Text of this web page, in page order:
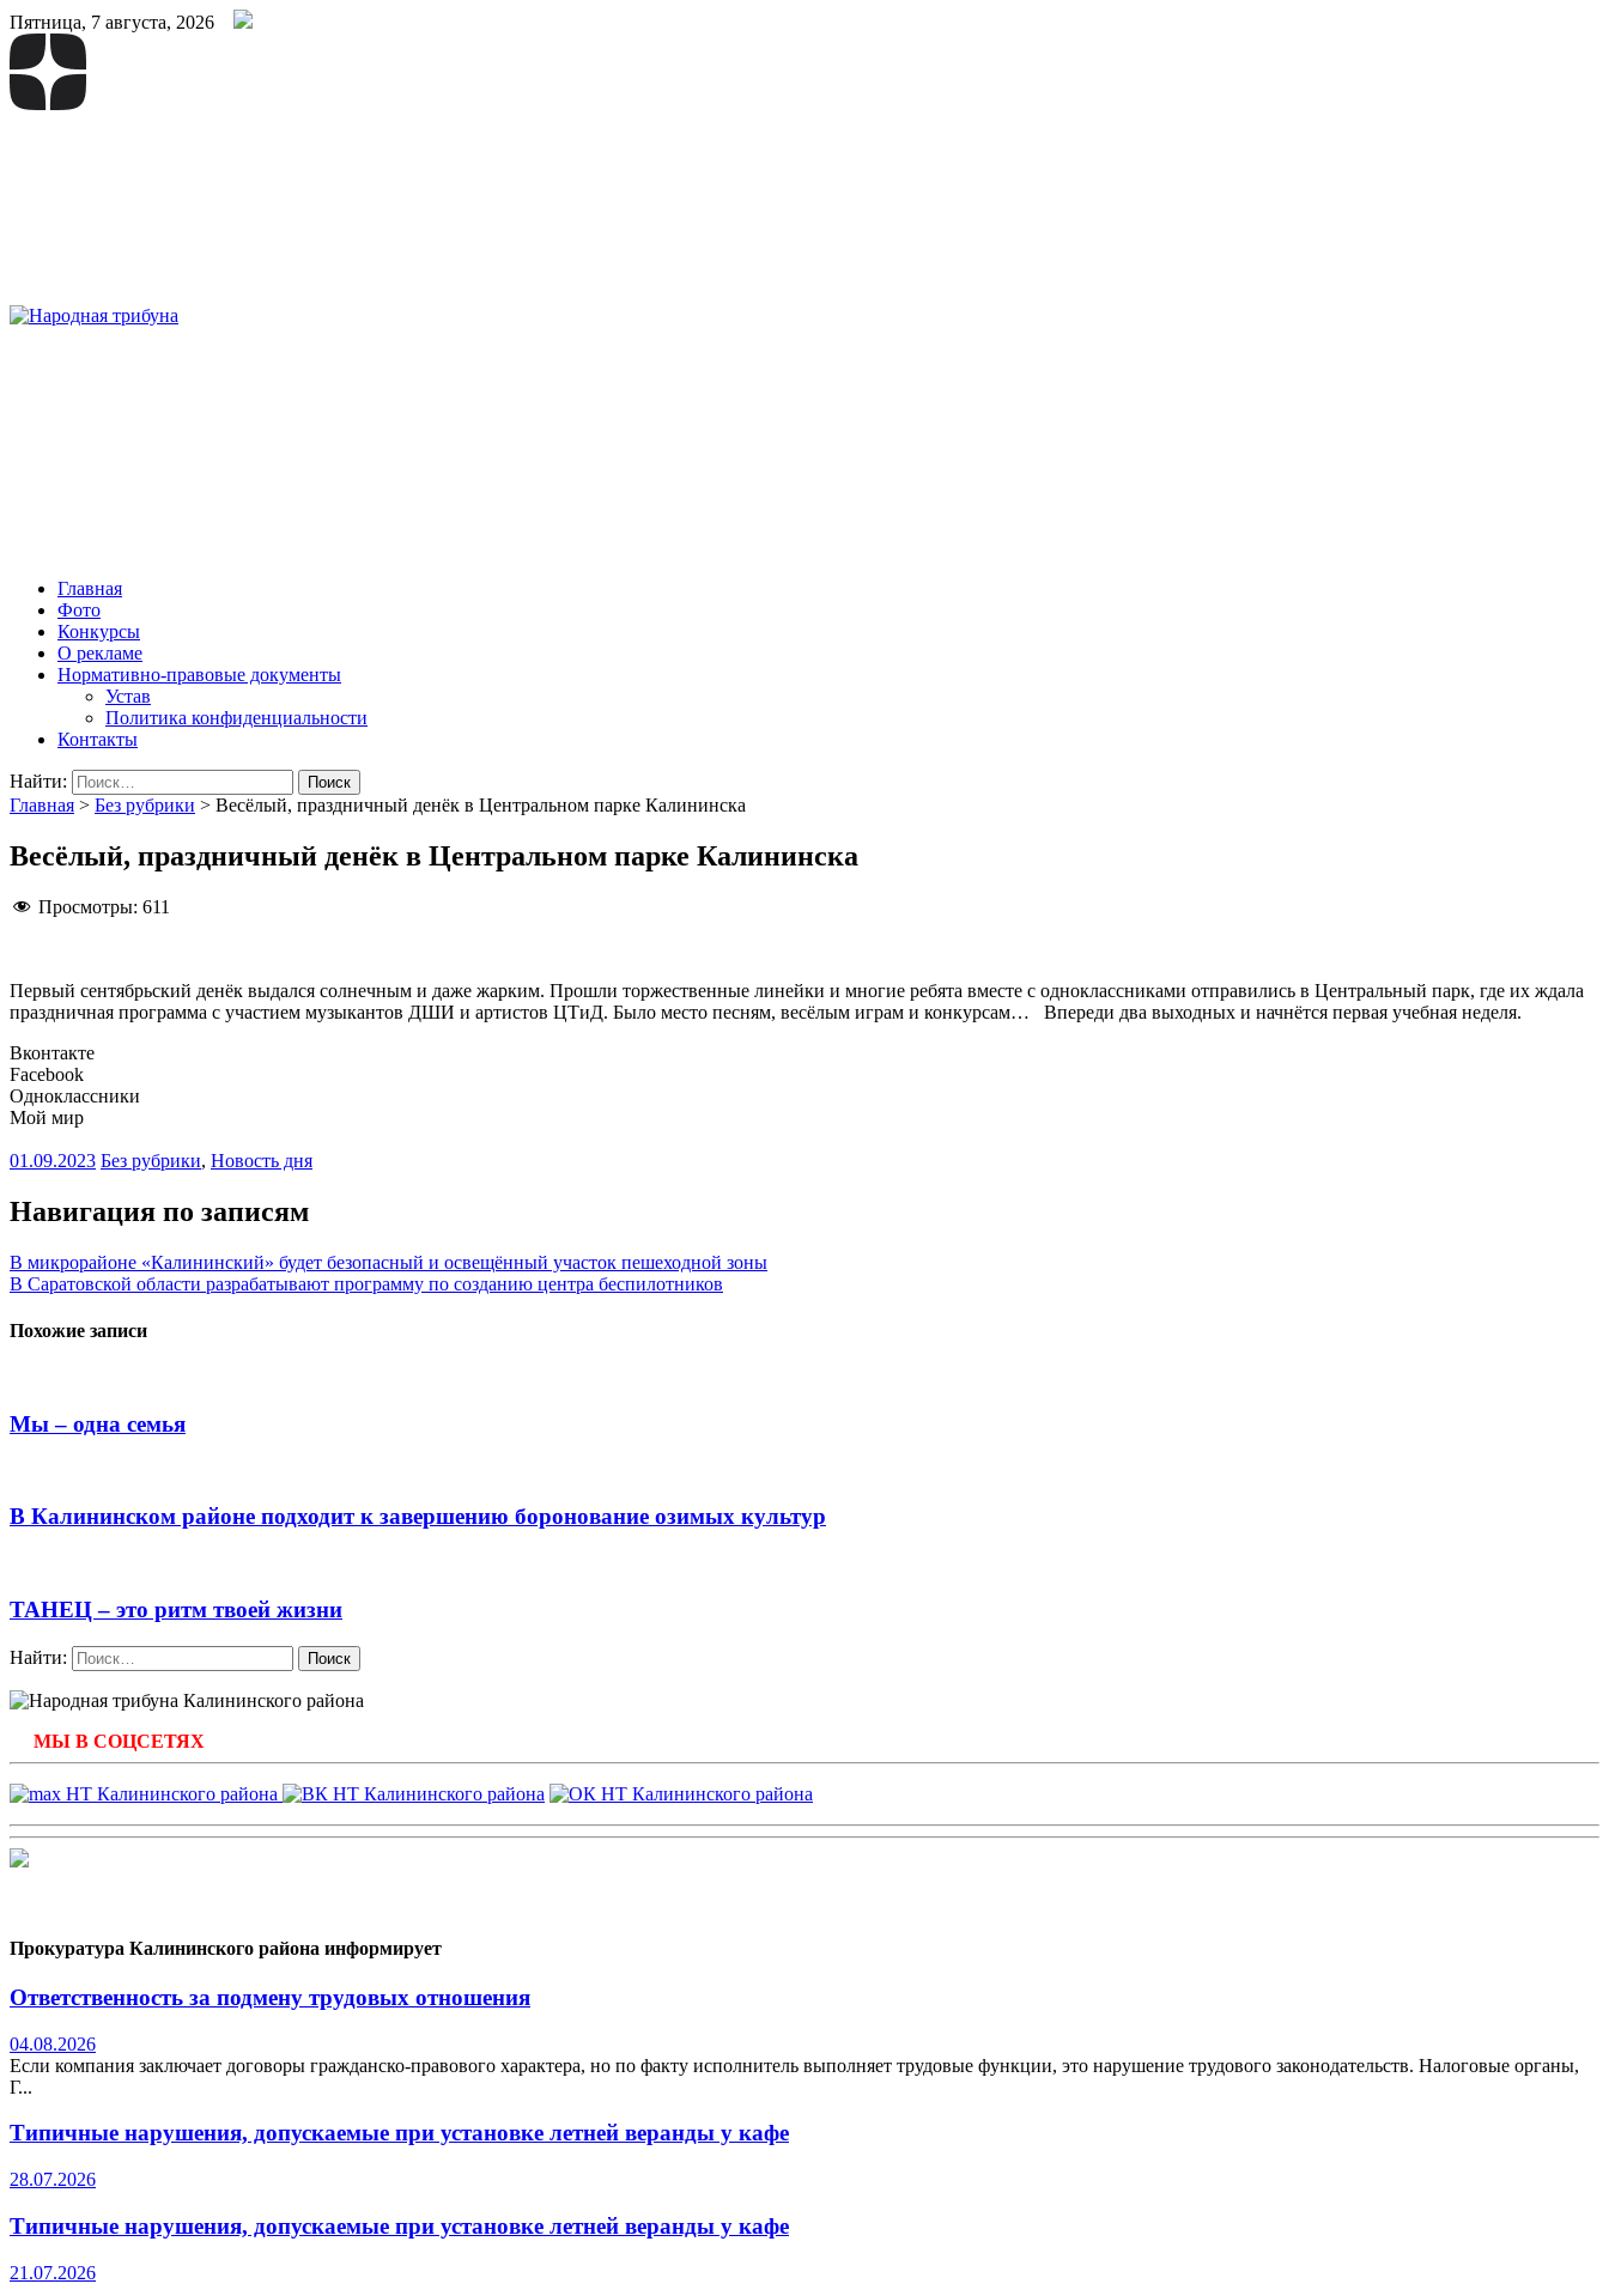
Пятница, 7 августа, 2026
Главная
Фото
Конкурсы
О рекламе
Нормативно-правовые документы
Устав
Политика конфиденциальности
Контакты
Найти:
Главная > Без рубрики > Весёлый, праздничный денёк в Центральном парке Калининска
Весёлый, праздничный денёк в Центральном парке Калининска
Просмотры: 611
Первый сентябрьский денёк выдался солнечным и даже жарким. Прошли торжественные линейки и многие ребята вместе с одноклассниками отправились в Центральный парк, где их ждала
праздничная программа с участием музыкантов ДШИ и артистов ЦТиД. Было место песням, весёлым играм и конкурсам… Впереди два выходных и начнётся первая учебная неделя.
Вконтакте
Facebook
Одноклассники
Мой мир
01.09.2023 Без рубрики, Новость дня
Навигация по записям
В микрорайоне «Калининский» будет безопасный и освещённый участок пешеходной зоны
В Саратовской области разрабатывают программу по созданию центра беспилотников
Похожие записи
Мы – одна семья
В Калининском районе подходит к завершению боронование озимых культур
ТАНЕЦ – это ритм твоей жизни
Найти:
МЫ В СОЦСЕТЯХ
Прокуратура Калининского района информирует
Ответственность за подмену трудовых отношения
04.08.2026
Если компания заключает договоры гражданско-правового характера, но по факту исполнитель выполняет трудовые функции, это нарушение трудового законодательств. Налоговые органы,
Г...
Типичные нарушения, допускаемые при установке летней веранды у кафе
28.07.2026
Типичные нарушения, допускаемые при установке летней веранды у кафе
21.07.2026